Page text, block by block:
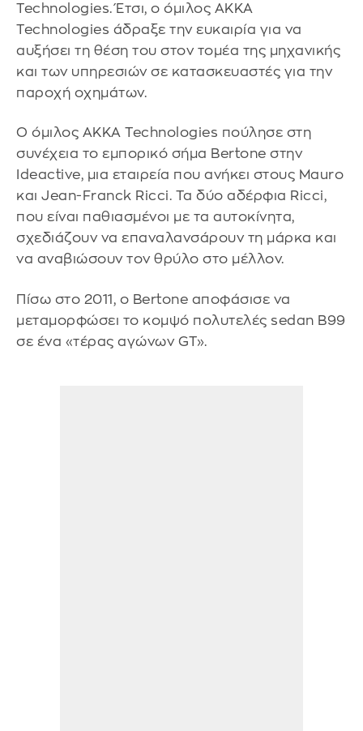
Technologies. Έτσι, ο όμιλος AKKA
Technologies άδραξε την ευκαιρία για να
αυξήσει τη θέση του στον τομέα της μηχανικής
και των υπηρεσιών σε κατασκευαστές για την
παροχή οχημάτων.
Ο όμιλος AKKA Technologies πούλησε στη
συνέχεια το εμπορικό σήμα Bertone στην
Ideactive, μια εταιρεία που ανήκει στους Mauro
και Jean-Franck Ricci. Τα δύο αδέρφια Ricci,
που είναι παθιασμένοι με τα αυτοκίνητα,
σχεδιάζουν να επαναλανσάρουν τη μάρκα και
να αναβιώσουν τον θρύλο στο μέλλον.
Πίσω στο 2011, ο Bertone αποφάσισε να
μεταμορφώσει το κομψό πολυτελές sedan B99
σε ένα «τέρας αγώνων GT».